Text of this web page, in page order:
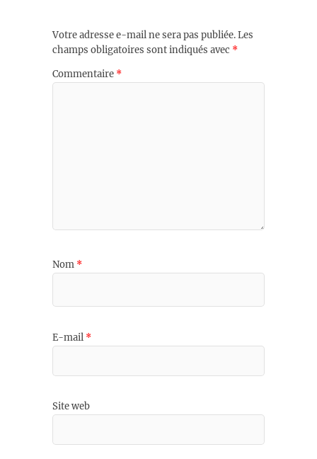
Votre adresse e-mail ne sera pas publiée.Les
champs obligatoires sont indiqués avec *
Commentaire *
Nom *
E-mail *
Site web